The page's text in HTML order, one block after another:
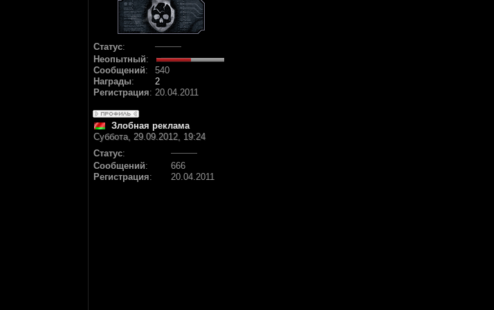
Статус:
Неопытный:
Сообщений:
540
Награды:
2
Регистрация: 20.04.2011
Злобная реклама
Суббота, 29.09.2012, 19:24
Статус:
Сообщений:
666
Регистрация: 20.04.2011